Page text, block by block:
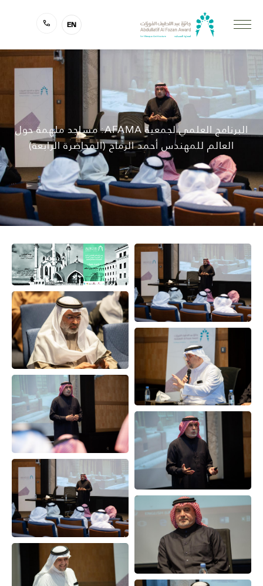
EN
البرنامج العلمي لجمعية AFAMA: مساجد ملهمة حول
العالم للمهندس أحمد الرماح (المحاضرة الرابعة)